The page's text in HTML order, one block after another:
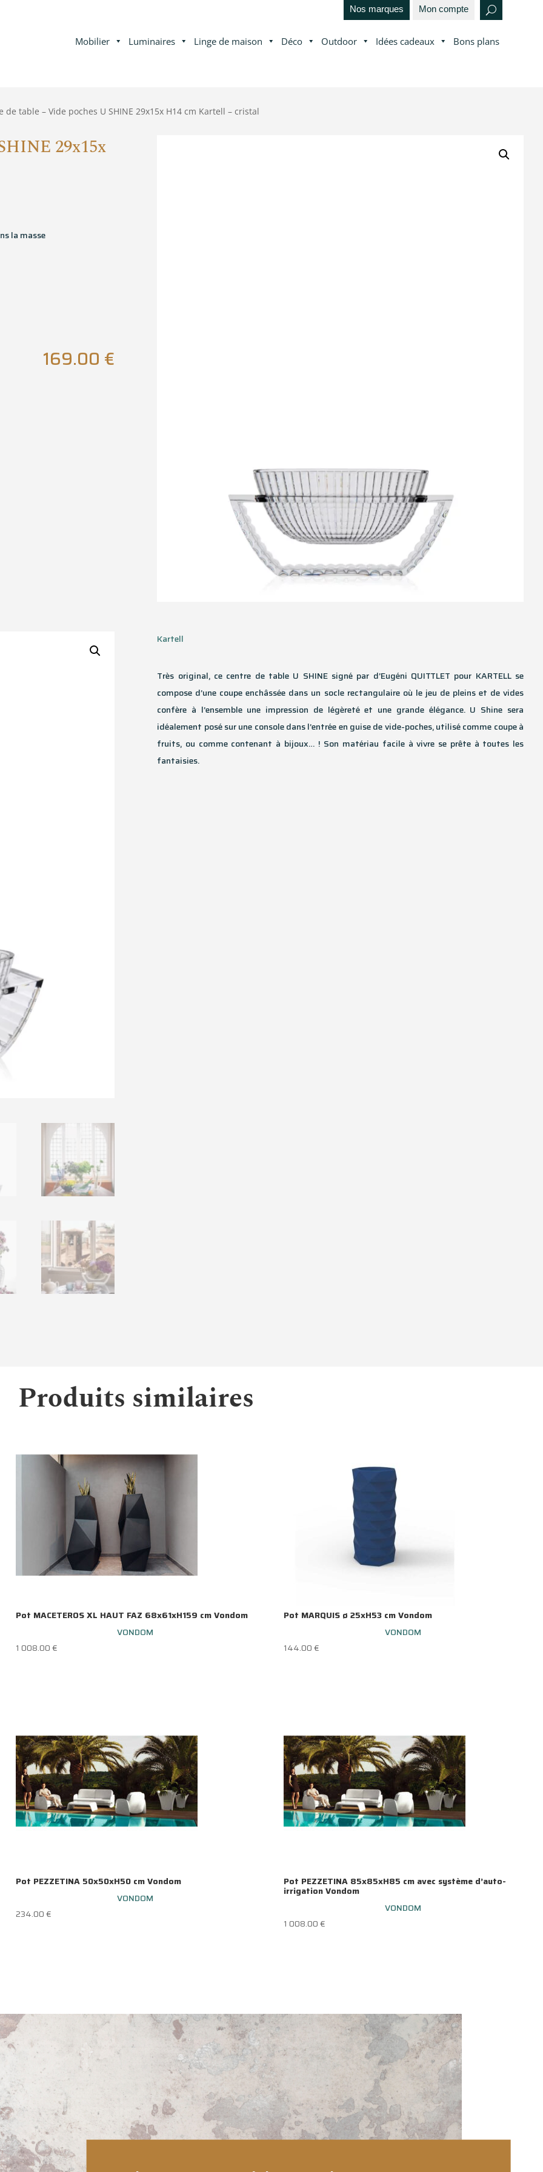
Nos marques Mon compte
Mobilier Luminaires Linge de maison Déco Outdoor Idées cadeaux Bons plans
de table – Vide poches U SHINE 29x15x H14 cm Kartell – cristal
29x15x
la masse
169.00 €
Kartell
Très original, ce centre de table U SHINE signé par d’Eugéni QUITTLET pour KARTELL se
compose d’une coupe enchâssée dans un socle rectangulaire où le jeu de pleins et de vides
confère à l’ensemble une impression de légèreté et une grande élégance. U Shine sera
idéalement posé sur une console dans l’entrée en guise de vide-poches, utilisé comme coupe à
fruits, ou comme contenant à bijoux… ! Son matériau facile à vivre se prête à toutes les
fantaisies.
Produits similaires
Pot MACETEROS XL HAUT FAZ 68x61xH159 cm Vondom
VONDOM
1 008.00€
Pot MARQUIS ø 25xH53 cm Vondom
VONDOM
144.00€
Pot PEZZETINA 50x50xH50 cm Vondom
VONDOM
234.00€
Pot PEZZETINA 85x85xH85 cm avec système d’auto-
irrigation Vondom
VONDOM
1 008.00€